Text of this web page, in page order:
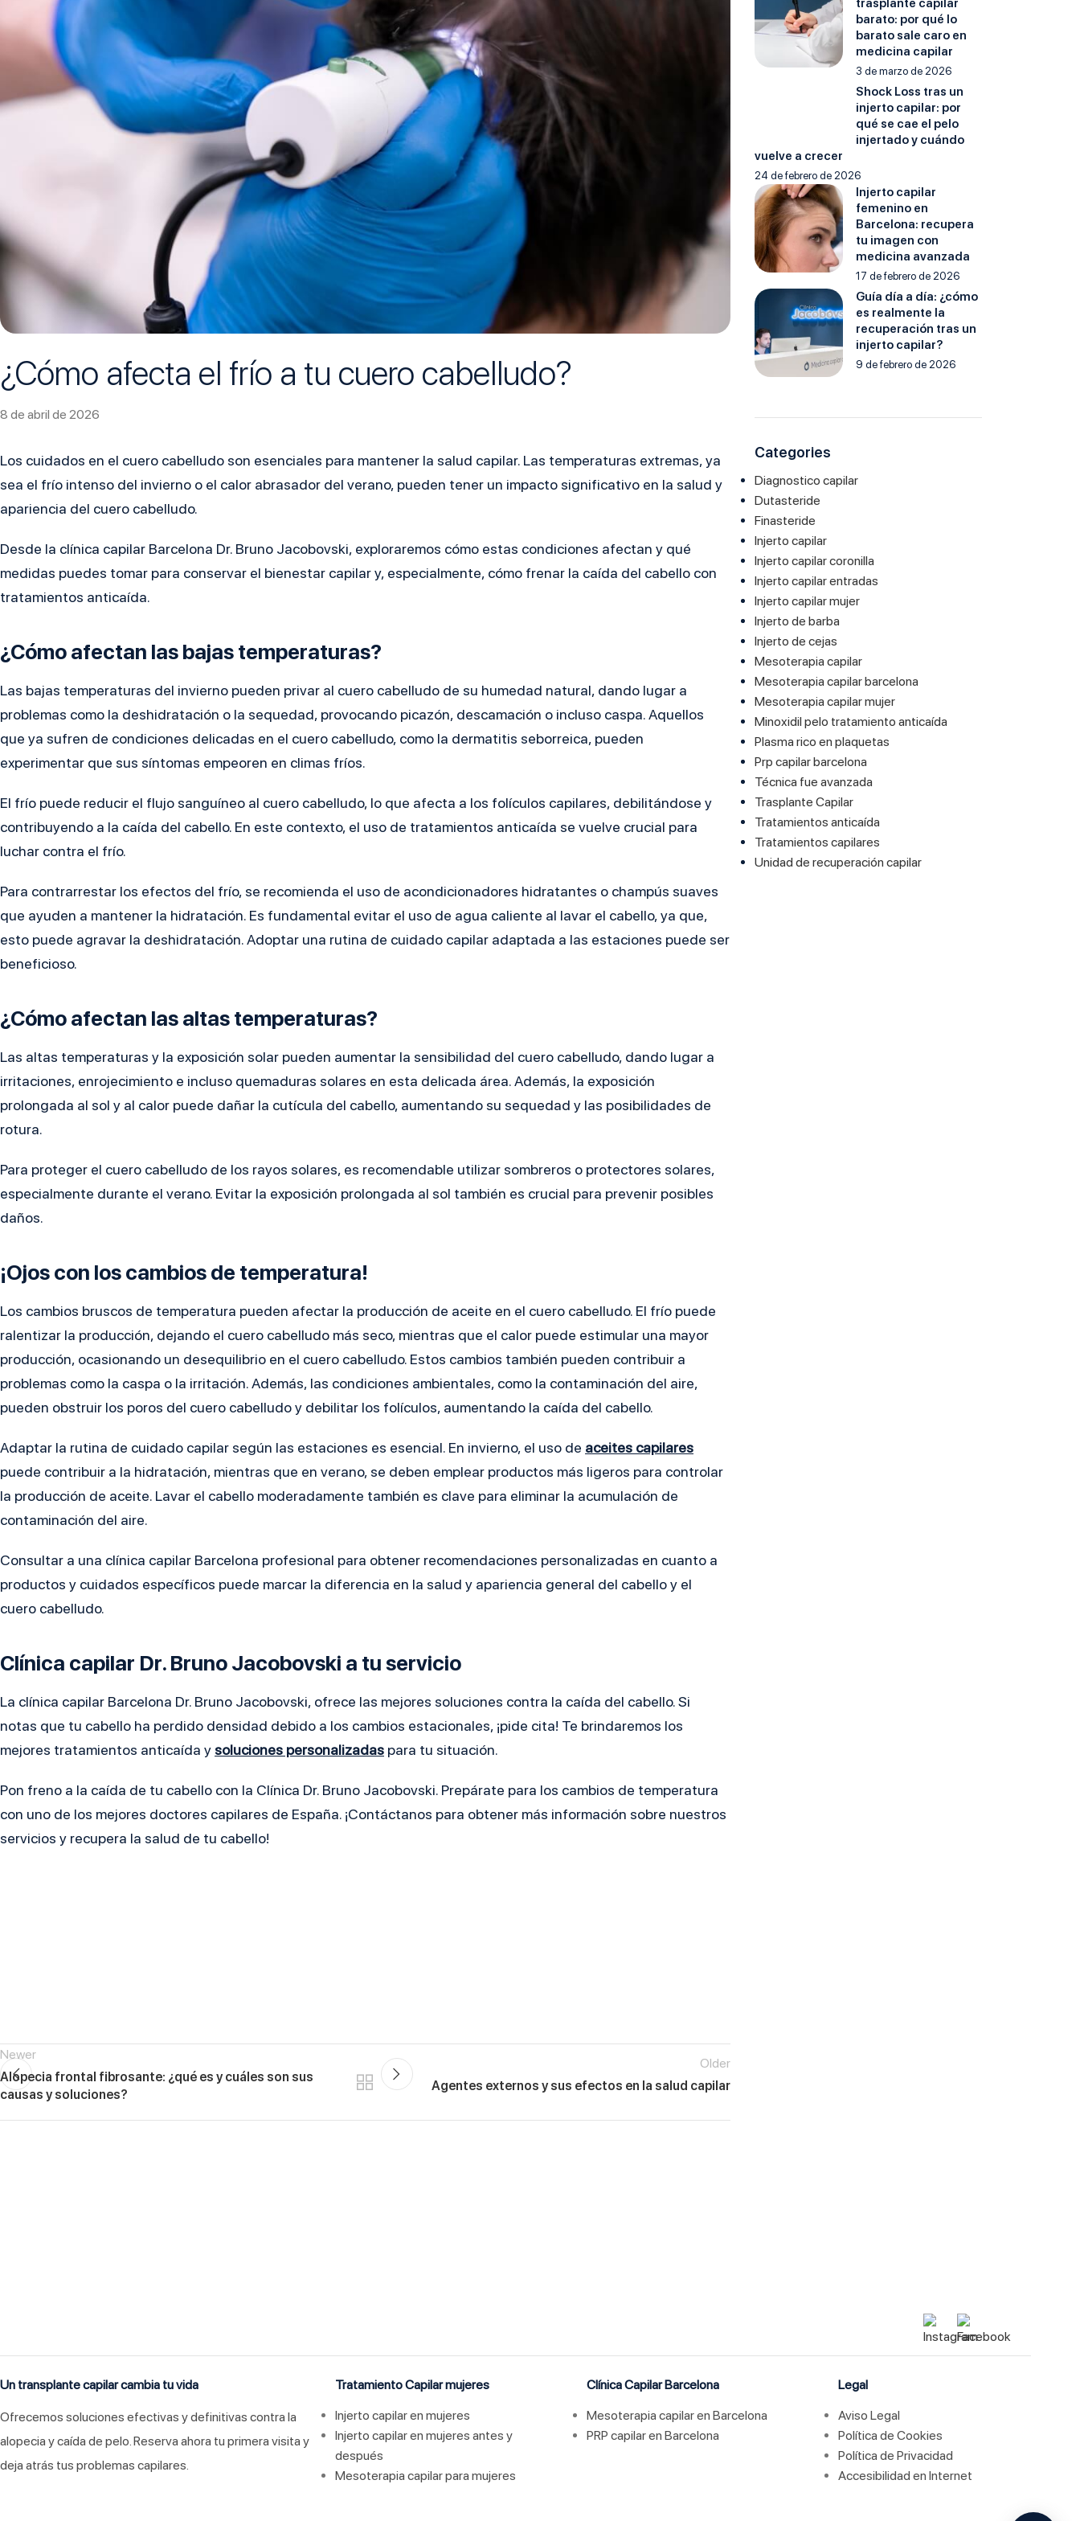
¿Cómo afecta el frío a tu cuero cabelludo?
8 de abril de 2026
Los cuidados en el cuero cabelludo son esenciales para mantener la salud capilar. Las temperaturas extremas, ya
sea el frío intenso del invierno o el calor abrasador del verano, pueden tener un impacto significativo en la salud y
apariencia del cuero cabelludo.
Desde la clínica capilar Barcelona Dr. Bruno Jacobovski, exploraremos cómo estas condiciones afectan y qué
medidas puedes tomar para conservar el bienestar capilar y, especialmente, cómo frenar la caída del cabello con
tratamientos anticaída.
¿Cómo afectan las bajas temperaturas?
Las bajas temperaturas del invierno pueden privar al cuero cabelludo de su humedad natural, dando lugar a
problemas como la deshidratación o la sequedad, provocando picazón, descamación o incluso caspa. Aquellos
que ya sufren de condiciones delicadas en el cuero cabelludo, como la dermatitis seborreica, pueden
experimentar que sus síntomas empeoren en climas fríos.
El frío puede reducir el flujo sanguíneo al cuero cabelludo, lo que afecta a los folículos capilares, debilitándose y
contribuyendo a la caída del cabello. En este contexto, el uso de tratamientos anticaída se vuelve crucial para
luchar contra el frío.
Para contrarrestar los efectos del frío, se recomienda el uso de acondicionadores hidratantes o champús suaves
que ayuden a mantener la hidratación. Es fundamental evitar el uso de agua caliente al lavar el cabello, ya que,
esto puede agravar la deshidratación. Adoptar una rutina de cuidado capilar adaptada a las estaciones puede ser
beneficioso.
¿Cómo afectan las altas temperaturas?
Las altas temperaturas y la exposición solar pueden aumentar la sensibilidad del cuero cabelludo, dando lugar a
irritaciones, enrojecimiento e incluso quemaduras solares en esta delicada área. Además, la exposición
prolongada al sol y al calor puede dañar la cutícula del cabello, aumentando su sequedad y las posibilidades de
rotura.
Para proteger el cuero cabelludo de los rayos solares, es recomendable utilizar sombreros o protectores solares,
especialmente durante el verano. Evitar la exposición prolongada al sol también es crucial para prevenir posibles
daños.
¡Ojos con los cambios de temperatura!
Los cambios bruscos de temperatura pueden afectar la producción de aceite en el cuero cabelludo. El frío puede
ralentizar la producción, dejando el cuero cabelludo más seco, mientras que el calor puede estimular una mayor
producción, ocasionando un desequilibrio en el cuero cabelludo. Estos cambios también pueden contribuir a
problemas como la caspa o la irritación. Además, las condiciones ambientales, como la contaminación del aire,
pueden obstruir los poros del cuero cabelludo y debilitar los folículos, aumentando la caída del cabello.
Adaptar la rutina de cuidado capilar según las estaciones es esencial. En invierno, el uso de aceites capilares
puede contribuir a la hidratación, mientras que en verano, se deben emplear productos más ligeros para controlar
la producción de aceite. Lavar el cabello moderadamente también es clave para eliminar la acumulación de
contaminación del aire.
Consultar a una clínica capilar Barcelona profesional para obtener recomendaciones personalizadas en cuanto a
productos y cuidados específicos puede marcar la diferencia en la salud y apariencia general del cabello y el
cuero cabelludo.
Clínica capilar Dr. Bruno Jacobovski a tu servicio
La clínica capilar Barcelona Dr. Bruno Jacobovski, ofrece las mejores soluciones contra la caída del cabello. Si
notas que tu cabello ha perdido densidad debido a los cambios estacionales, ¡pide cita! Te brindaremos los
mejores tratamientos anticaída y soluciones personalizadas para tu situación.
Pon freno a la caída de tu cabello con la Clínica Dr. Bruno Jacobovski. Prepárate para los cambios de temperatura
con uno de los mejores doctores capilares de España. ¡Contáctanos para obtener más información sobre nuestros
servicios y recupera la salud de tu cabello!
Newer
Alopecia frontal fibrosante: ¿qué es y cuáles son sus
causas y soluciones?
Older
Agentes externos y sus efectos en la salud capilar
trasplante capilar
barato: por qué lo
barato sale caro en
medicina capilar
3 de marzo de 2026
Shock Loss tras un
injerto capilar: por
qué se cae el pelo
injertado y cuándo
vuelve a crecer
24 de febrero de 2026
Injerto capilar
femenino en
Barcelona: recupera
tu imagen con
medicina avanzada
17 de febrero de 2026
Guía día a día: ¿cómo
es realmente la
recuperación tras un
injerto capilar?
9 de febrero de 2026
Categories
Diagnostico capilar
Dutasteride
Finasteride
Injerto capilar
Injerto capilar coronilla
Injerto capilar entradas
Injerto capilar mujer
Injerto de barba
Injerto de cejas
Mesoterapia capilar
Mesoterapia capilar barcelona
Mesoterapia capilar mujer
Minoxidil pelo tratamiento anticaída
Plasma rico en plaquetas
Prp capilar barcelona
Técnica fue avanzada
Trasplante Capilar
Tratamientos anticaída
Tratamientos capilares
Unidad de recuperación capilar
Un transplante capilar cambia tu vida
Ofrecemos soluciones efectivas y definitivas contra la
alopecia y caída de pelo. Reserva ahora tu primera visita y
deja atrás tus problemas capilares.
Tratamiento Capilar mujeres
Injerto capilar en mujeres
Injerto capilar en mujeres antes y
después
Mesoterapia capilar para mujeres
Clínica Capilar Barcelona
Mesoterapia capilar en Barcelona
PRP capilar en Barcelona
Legal
Aviso Legal
Política de Cookies
Política de Privacidad
Accesibilidad en Internet